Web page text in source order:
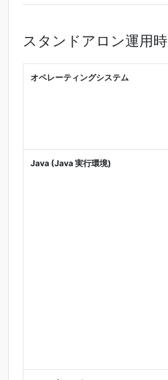
スタンドアロン運用時
オペレーティングシステム
Java (Java 実行環境)